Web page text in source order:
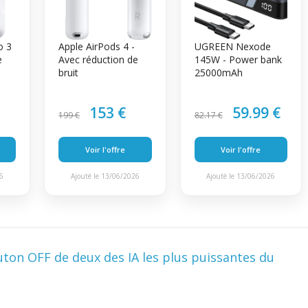
3
Apple AirPods 4 -
Avec réduction de
bruit
199 € 153 €
Voir l'offre
Ajouté le 13/06/2026
UGREEN Nexode
145W - Power bank
25000mAh
82.17 € 59.99 €
Voir l'offre
Ajouté le 13/06/2026
OFF de deux des IA les plus puissantes du